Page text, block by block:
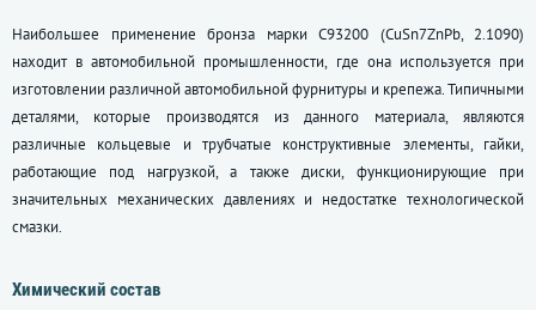
Наибольшее применение бронза марки С93200 (CuSn7ZnPb, 2.1090)
находит в автомобильной промышленности, где она используется при
изготовлении различной автомобильной фурнитуры и крепежа. Типичными
деталями, которые производятся из данного материала, являются
различные кольцевые и трубчатые конструктивные элементы, гайки,
работающие под нагрузкой, а также диски, функционирующие при
значительных механических давлениях и недостатке технологической
смазки.
Химический состав